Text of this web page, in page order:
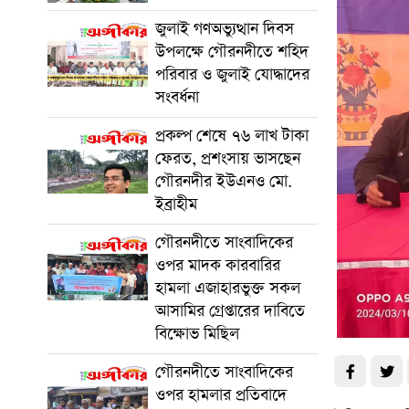
জুলাই গণঅভ্যুত্থান দিবস
উপলক্ষে গৌরনদীতে শহিদ
পরিবার ও জুলাই যোদ্ধাদের
সংবর্ধনা
প্রকল্প শেষে ৭৬ লাখ টাকা
ফেরত, প্রশংসায় ভাসছেন
গৌরনদীর ইউএনও মো.
ইব্রাহীম
গৌরনদীতে সাংবাদিকের
ওপর মাদক কারবারির
হামলা এজাহারভুক্ত সকল
আসামির গ্রেপ্তারের দাবিতে
বিক্ষোভ মিছিল
গৌরনদীতে সাংবাদিকের
ওপর হামলার প্রতিবাদে